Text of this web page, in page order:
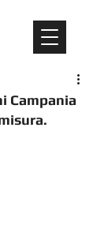
Campania